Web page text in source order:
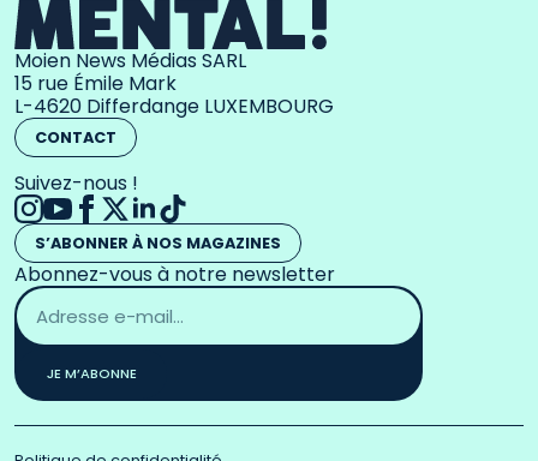
Moien News Médias SARL
15 rue Émile Mark
L-4620 Differdange LUXEMBOURG
CONTACT
Suivez-nous !
S’ABONNER À NOS MAGAZINES
Abonnez-vous à notre newsletter
Adresse
email
*
JE M’ABONNE